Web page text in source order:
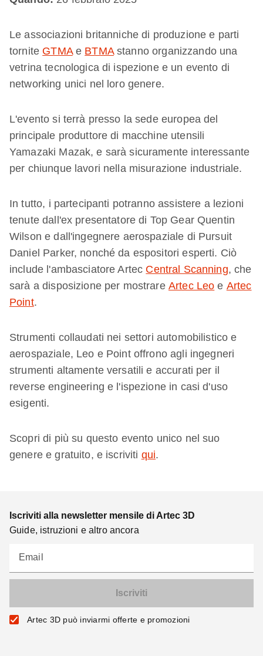
Le associazioni britanniche di produzione e parti
tornite GTMAe BTMAstanno organizzando una
vetrina tecnologica di ispezione e un evento di
networking unici nel loro genere.
L'evento si terrà presso la sede europea del
principale produttore di macchine utensili
Yamazaki Mazak, e sarà sicuramente interessante
per chiunque lavori nella misurazione industriale.
In tutto, i partecipanti potranno assistere a lezioni
tenute dall'ex presentatore di Top Gear Quentin
Wilson e dall'ingegnere aerospaziale di Pursuit
Daniel Parker, nonché da espositori esperti. Ciò
include l'ambasciatore Artec Central Scanning, che
sarà a disposizione per mostrare Artec Leo e Artec
Point.
Strumenti collaudati nei settori automobilistico e
aerospaziale, Leo e Point offrono agli ingegneri
strumenti altamente versatili e accurati per il
reverse engineering e l'ispezione in casi d'uso
esigenti.
Scopri di più su questo evento unico nel suo
genere e gratuito, e iscriviti qui.
Iscriviti alla newsletter mensile di Artec 3D
Guide, istruzioni e altro ancora
Email
Artec 3D può inviarmi offerte e promozioni